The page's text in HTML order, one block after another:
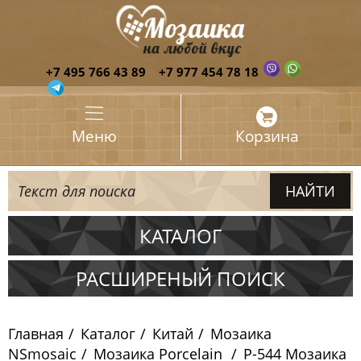
+7 495 766 43 89 +7 977 454 78 18
Меню Корзина
КАТАЛОГ
Испания
Китай
РАСШИРЕНЫЙ ПОИСК
Главная Каталог Китай
Мозаика
NSmosaic
Мозаика Porcelain
P-544 Мозаика